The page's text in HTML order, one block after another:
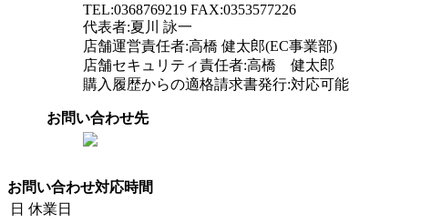
TEL:0368769219 FAX:0353577226
代表者:夏川 詠一
店舗運営責任者:高橋 健太郎(EC事業部)
店舗セキュリティ責任者:高橋 健太郎
購入履歴からの適格請求書発行:対応可能
お問い合わせ先
お問い合わせ対応時間
日 休業日